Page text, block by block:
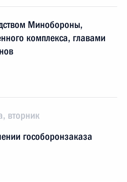
Минобороны,
комплекса, главами
вторник
гособоронзаказа